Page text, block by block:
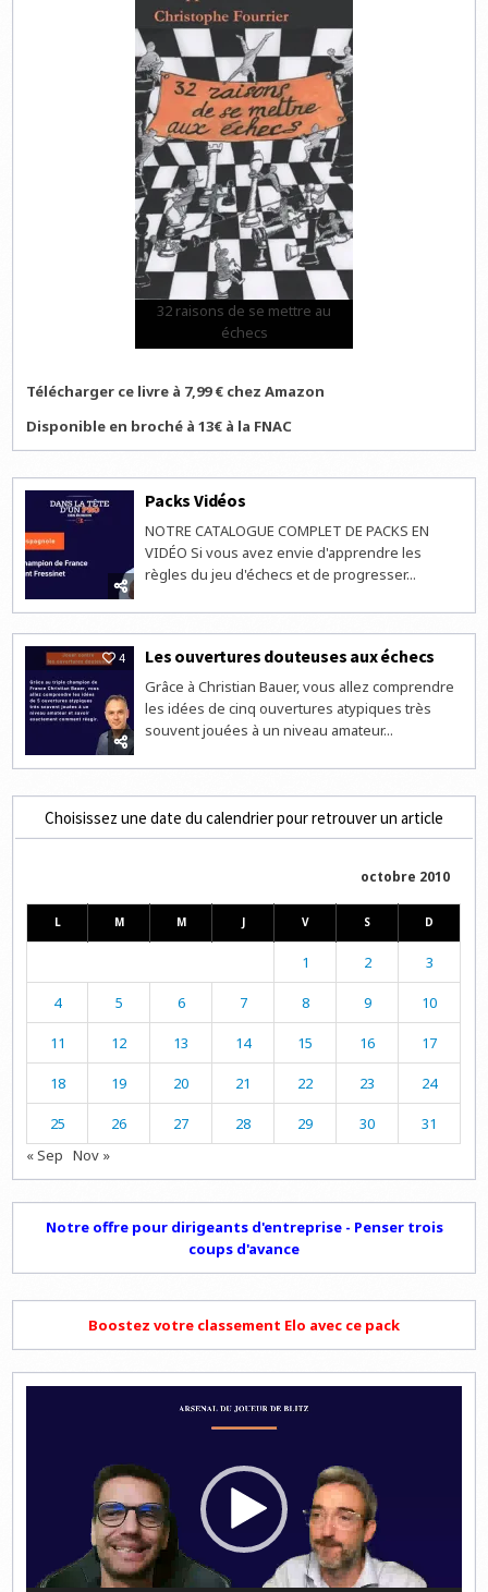
32 raisons de se mettre au
échecs
Télécharger ce livre à 7,99 € chez Amazon
Disponible en broché à 13€ à la FNAC
Packs Vidéos
NOTRE CATALOGUE COMPLET DE PACKS EN
VIDÉO Si vous avez envie d'apprendre les
règles du jeu d'échecs et de progresser...
4 Les ouvertures douteuses aux échecs
Grâce à Christian Bauer, vous allez comprendre
les idées de cinq ouvertures atypiques très
souvent jouées à un niveau amateur...
Choisissez une date du calendrier pour retrouver un article
octobre 2010
L M M J V S D
1 2 3
4 5 6 7 8 9 10
11 12 13 14 15 16 17
18 19 20 21 22 23 24
25 26 27 28 29 30
31
« Sep Nov »
Notre offre pour dirigeants d'entreprise - Penser trois
coups d'avance
Boostez votre classement Elo avec ce pack